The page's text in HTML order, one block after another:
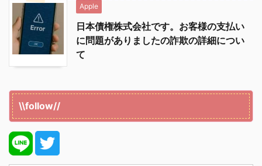
Apple
日本債権株式会社です。お客様の支払い
に問題がありましたの詐欺の詳細につい
て
\\follow//